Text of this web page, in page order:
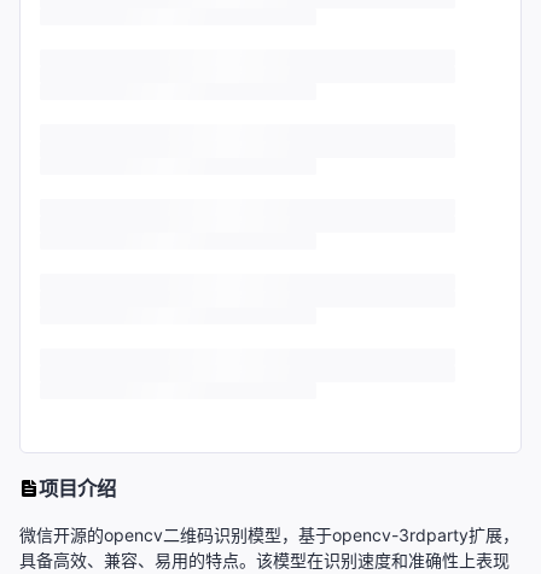
项目介绍
微信开源的opencv二维码识别模型，基于opencv-3rdparty扩展，
具备高效、兼容、易用的特点。该模型在识别速度和准确性上表现